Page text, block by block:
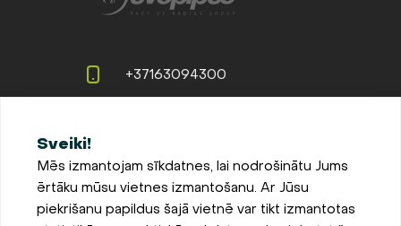
Sveiki!
Mēs izmantojam sīkdatnes, lai nodrošinātu Jums
ērtāku mūsu vietnes izmantošanu. Ar Jūsu
piekrišanu papildus šajā vietnē var tikt izmantotas
+37163094300
LV-3002, Latvija
Pieteikties jaunumiem